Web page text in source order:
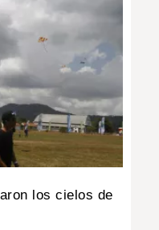
los cielos de